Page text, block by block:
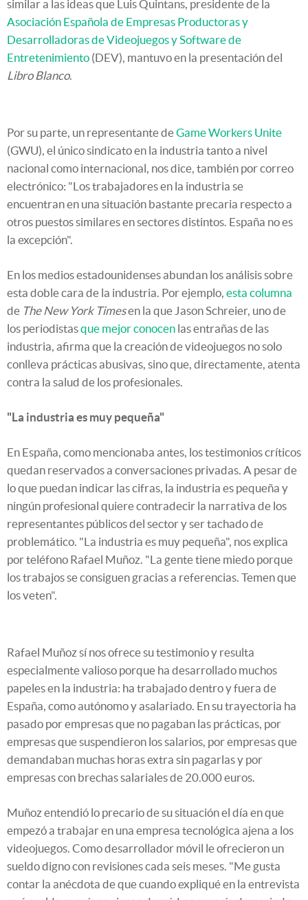
similar a las ideas que Luis Quintans, presidente de la
Asociación Española de Empresas Productoras y
Desarrolladoras de Videojuegos y Software de
Entretenimiento (DEV), mantuvo en la presentación del
Libro Blanco.
Por su parte, un representante deGame Workers Unite
(GWU), el único sindicato en la industria tanto a nivel
nacional como internacional, nos dice, también por correo
electrónico: "Los trabajadores en la industria se
encuentran en una situación bastante precaria respecto a
otros puestos similares en sectores distintos. España no es
la excepción".
En los medios estadounidenses abundan los análisis sobre
esta doble cara de la industria. Por ejemplo, esta columna
de The New York Timesen la que Jason Schreier, uno de
los periodistasque mejor conocen las entrañas de las
industria, afirma que la creación de videojuegos no solo
conlleva prácticas abusivas, sino que, directamente, atenta
contra la salud de los profesionales.
"La industria es muy pequeña"
En España, como mencionaba antes, los testimonios críticos
quedan reservados a conversaciones privadas. A pesar de
lo que puedan indicar las cifras, la industria es pequeña y
ningún profesional quiere contradecir la narrativa de los
representantes públicos del sector y ser tachado de
problemático. "La industria es muy pequeña", nos explica
por teléfono Rafael Muñoz. "La gente tiene miedo porque
los trabajos se consiguen gracias a referencias. Temen que
los veten".
Rafael Muñoz sí nos ofrece su testimonio y resulta
especialmente valioso porque ha desarrollado muchos
papeles en la industria: ha trabajado dentro y fuera de
España, como autónomo y asalariado. En su trayectoria ha
pasado por empresas que no pagaban las prácticas, por
empresas que suspendieron los salarios, por empresas que
demandaban muchas horas extra sin pagarlas y por
empresas con brechas salariales de 20.000 euros.
Muñoz entendió lo precario de su situación el día en que
empezó a trabajar en una empresa tecnológica ajena a los
videojuegos. Como desarrollador móvil le ofrecieron un
sueldo digno con revisiones cada seis meses. "Me gusta
contar la anécdota de que cuando expliqué en la entrevista